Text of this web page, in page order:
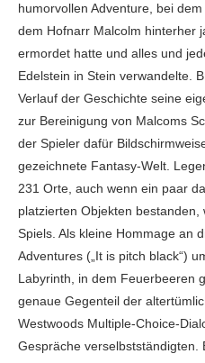
humorvollen Adventure, bei
dem Hofnarr Malcolm hinterher
ermordet hatte und alles und
Edelstein in Stein verwandelte.
Verlauf der Geschichte seine
zur Bereinigung von Malcoms
der Spieler dafür
gezeichnete Fantasy-Welt.
231 Orte, auch wenn ein paar
platzierten Objekten
Spiels. Als kleine Hommage an
Adventures („It is pitch black“)
Labyrinth, in dem Feuerbeeren
genaue Gegenteil der
Westwoods Multiple-Choice-
Gespräche verselbstständigten.